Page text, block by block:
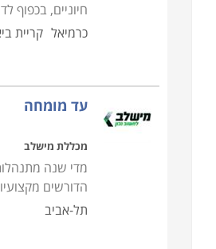
חיוניים, בכפוף
כרמיאל קריית
עד מומחה
מכללת מישלב
מדי שנה
הדורשים
תל-אביב